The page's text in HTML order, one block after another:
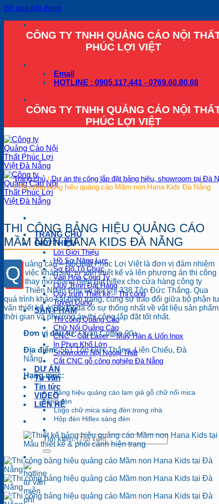
Bỏ qua nội dung
CÔNG TY TNHH QUẢNG CÁO NỘI
PHÚC LỢI VIỆT
Email
HOTLINE : 0905.117.441 - 0769.60.80.68
CÔNG TY TNHH QUẢNG CÁO NỘI
PHÚC LỢI VIỆT
TRANG CHỦ
GIỚI THIỆU
Lời Giới Thiệu
Hồ Sơ Năng Lực
Sơ Đồ Tổ Chức
Văn Hóa Công Ty
Quy Trình Đặt Hàng
Quy trình Thiết kế – Thi công
Tuyển Dụng
SẢN PHẨM
Thi công Quảng Cáo
Chữ Nổi Quảng Cáo
CNC – Cắt Laser – Máy Hàn & Uốn Inox
In Phun Khổ Lớn
Showroom Nội Ngoại Thất
Cắt CNC gỗ công nghiệp Đà Nẵng
DỰ ÁN
Tư vấn
Tin tức
VIDEO
LIÊN HỆ
Tìm kiếm:
Trang chủ / Dự án thi công lắp đặt bảng hiệu, showroom tại Đà
/Thi công bảng hiệu quảng cáo Mầm non Hana Kids Đà Nẵng
Dự án thi công lắp đặt bảng hiệu, showroom tại Đà Nẵng
THI CÔNG BẢNG HIỆU QUẢNG CÁO
MẦM NON HANA KIDS ĐÀ NẴNG
Q
uảng cáo – Nội thất Phúc Lợi Việt là đơn vị đảm nhiệm
việc khảo sát, tư vấn thiết kế và lên phương án thi công
thay mới bảng hiệu bạt hiflex cho cửa hàng công ty
Thiên Nhân Phú tại địa chỉ 338 Tôn Đức Thắng. Qua
quá trình khảo sát hiện trạng, cùng sự trao đổi giữa bộ phận
vấn thiết kế, kỹ thuật đã có sự thống nhất về vật liệu sản
thời gian và phương án thi công lắp đặt tốt nhất.
Đơn vị đầu tư:Quán Coffee 90+
Địa điểm:561 Tôn Đức Thắng, Liên Chiểu, Đà
Nẵng
Hạng mục:
Bảng hiệu quảng cáo lam giả gỗ chữ nổi mica
sáng đèn
Logo chữ mica sáng đèn trong nhà
Hộp đèn Hiflex sáng đèn
Mẫu thiết kế & phối cảnh hiện trạng